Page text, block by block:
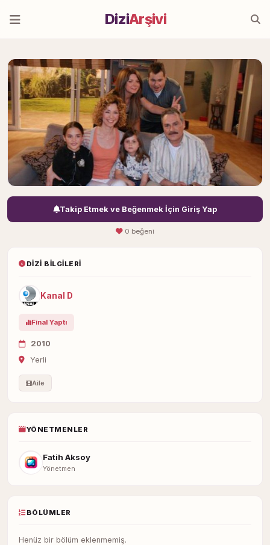
DiziArşivi
Takip Etmek ve Beğenmek İçin Giriş Yap
0 beğeni
DIZI BILGILERI
Kanal D
Final Yaptı
2010
Yerli
Aile
YÖNETMENLER
Fatih Aksoy
Yönetmen
BÖLÜMLER
Henüz bir bölüm eklenmemiş.